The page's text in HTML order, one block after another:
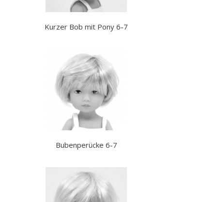
Kurzer Bob mit Pony 6-7
Bubenperücke 6-7